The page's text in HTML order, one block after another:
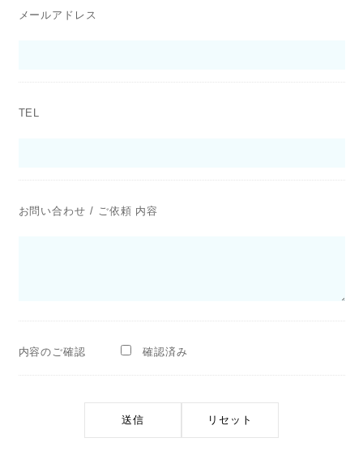
メールアドレス
TEL
お問い合わせ / ご依頼 内容
内容のご確認 確認済み